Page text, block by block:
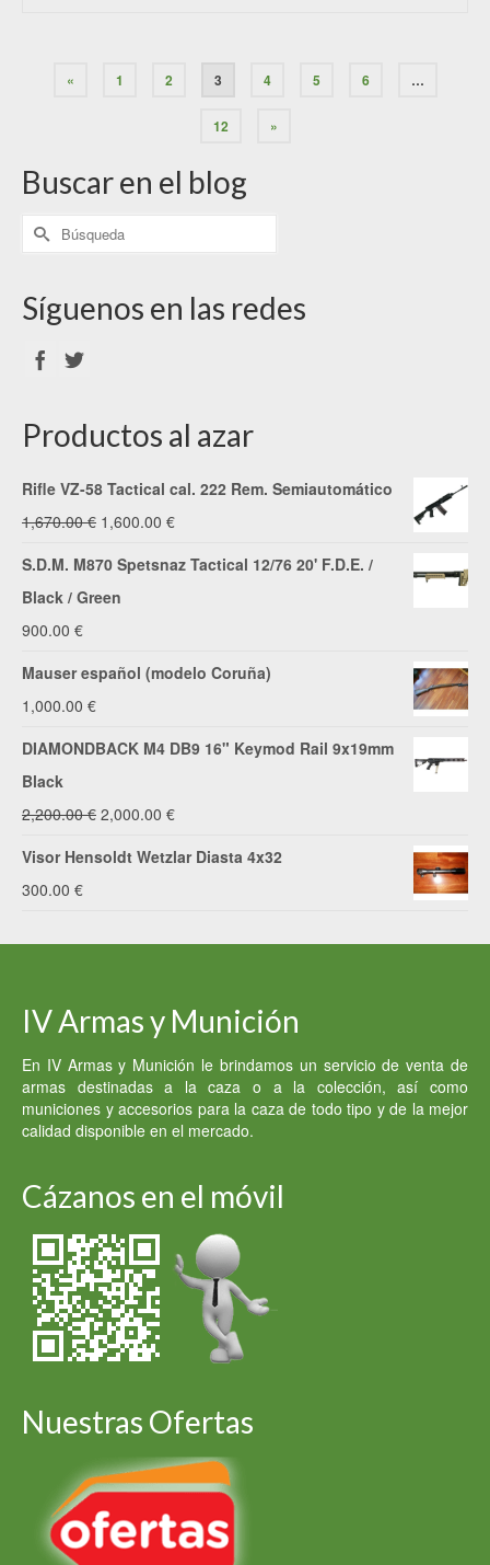
« 1 2 3 4 5 6 …
12 »
Buscar en el blog
Síguenos en las redes
Productos al azar
Rifle VZ-58 Tactical cal. 222 Rem. Semiautomático
1,670.00€ El1,600.00 €El
S.D.M. M870 Spetsnaz Tactical 12/76 20' F.D.E. /
Black / Green
900.00 €
Mauser español (modelo Coruña)
1,000.00 €
DIAMONDBACK M4 DB9 16" Keymod Rail 9x19mm
Black
2,200.00€ El
2,200.00 €.
2,000.00 €El
2,000.00 €.
Visor Hensoldt Wetzlar Diasta 4x32
300.00 €
IV Armas y Munición
En IV Armas y Munición le brindamos un servicio de venta de
armas destinadas a la caza o a la colección, así como
municiones y accesorios para la caza de todo tipo y de la mejor
calidad disponible en el mercado.
Cázanos en el móvil
Nuestras Ofertas